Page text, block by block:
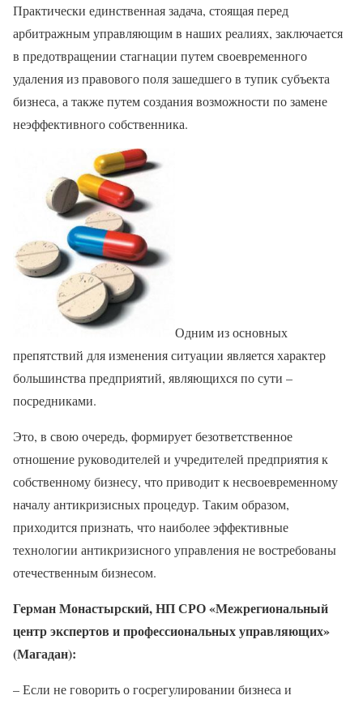
Практически единственная задача, стоящая перед
арбитражным управляющим в наших реалиях, заключается
в предотвращении стагнации путем своевременного
удаления из правового поля зашедшего в тупик субъекта
бизнеса, а также путем создания возможности по замене
неэффективного собственника.
Одним из основных
препятствий для изменения ситуации является характер
большинства предприятий, являющихся по сути –
посредниками.
Это, в свою очередь, формирует безответственное
отношение руководителей и учредителей предприятия к
собственному бизнесу, что приводит к несвоевременному
началу антикризисных процедур. Таким образом,
приходится признать, что наиболее эффективные
технологии антикризисного управления не востребованы
отечественным бизнесом.
Герман Монастырский, НП СРО «Межрегиональный
центр экспертов и профессиональных управляющих»
(Магадан):
– Если не говорить о госрегулировании бизнеса и